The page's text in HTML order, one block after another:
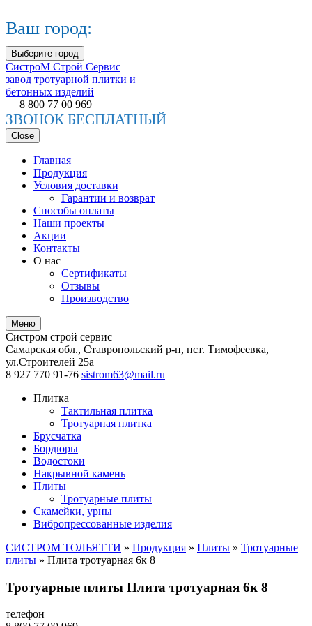
Ваш город:
Выберите город
СистроМ Строй Сервис
завод тротуарной плитки и
бетонных изделий
8 800 77 00 969
ЗВОНОК БЕСПЛАТНЫЙ
Close
Главная
Продукция
Условия доставки
Гарантии и возврат
Способы оплаты
Наши проекты
Акции
Контакты
О нас
Сертификаты
Отзывы
Производство
Меню
Систром строй сервис
Самарская обл., Ставропольский р-н, пст. Тимофеевка,
ул.Строителей 25а
8 927 770 91-76 sistrom63@mail.ru
Плитка
Тактильная плитка
Тротуарная плитка
Брусчатка
Бордюры
Водостоки
Накрывной камень
Плиты
Тротуарные плиты
Скамейки, урны
Вибропрессованные изделия
СИСТРОМ ТОЛЬЯТТИ » Продукция » Плиты » Тротуарные
плиты » Плита тротуарная 6к 8
Тротуарные плиты Плита тротуарная 6к 8
телефон